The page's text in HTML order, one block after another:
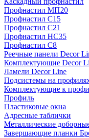
Профнастил МП20
Профнастил С15
Профнастил С21
Профнастил НС35
Профнастил С8
Реечные панели Decor
Комплектующие Decor
Ламели Decor Line
Подсистемы на
Комплектующие к
Профиль
Пластиковые окна
Адресные таблички
Металлические
Завершающие планки